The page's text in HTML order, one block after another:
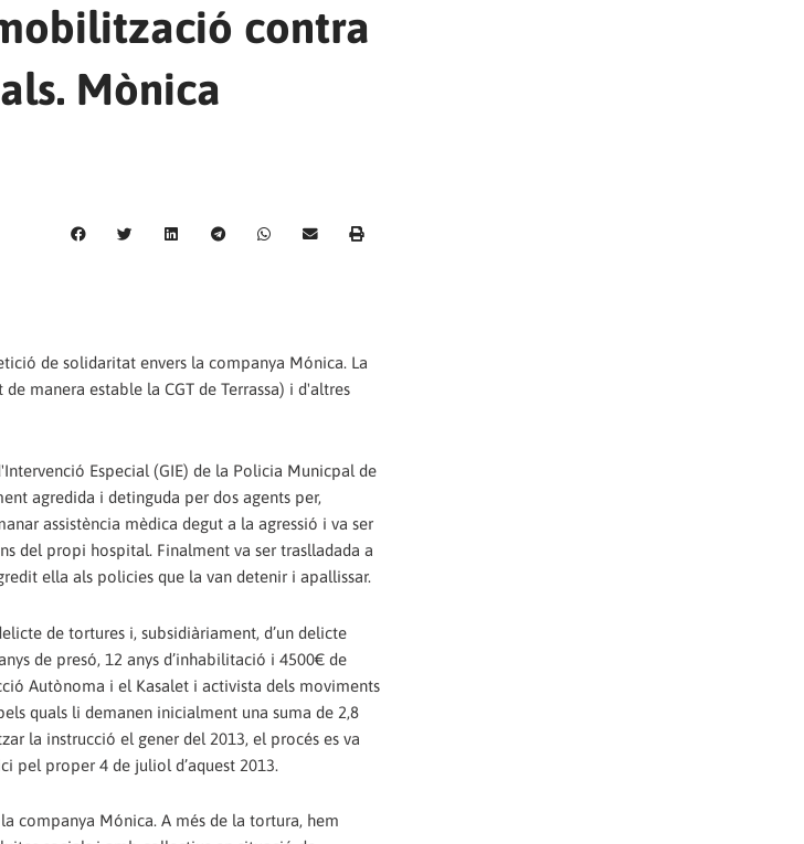
contra
Mònica
de solidaritat envers la companya Mónica. La
manera estable la CGT de Terrassa) i d'altres
Especial (GIE) de la Policia Municpal de
agredida i detinguda per dos agents per,
assistència mèdica degut a la agressió i va ser
del propi hospital. Finalment va ser traslladada a
ella als policies que la van detenir i apallissar.
de tortures i, subsidiàriament, d’un delicte
de presó, 12 anys d’inhabilitació i 4500€ de
Autònoma i el Kasalet i activista dels moviments
quals li demanen inicialment una suma de 2,8
la instrucció el gener del 2013, el procés es va
pel proper 4 de juliol d’aquest 2013.
companya Mónica. A més de la tortura, hem